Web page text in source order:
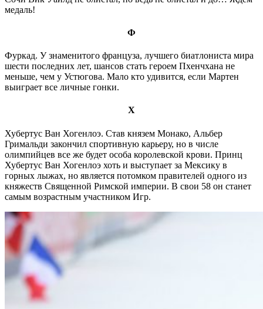
медаль!
Ф
Фуркад. У знаменитого француза, лучшего биатлониста мира
шести последних лет, шансов стать героем Пхенчхана не
меньше, чем у Устюгова. Мало кто удивится, если Мартен
выиграет все личные гонки.
Х
Хубертус Ван Хогенлоэ. Став князем Монако, Альбер
Гримальди закончил спортивную карьеру, но в числе
олимпийцев все же будет особа королевской крови. Принц
Хубертус Ван Хогенлоэ хоть и выступает за Мексику в
горных лыжах, но является потомком правителей одного из
княжеств Священной Римской империи. В свои 58 он станет
самым возрастным участником Игр.